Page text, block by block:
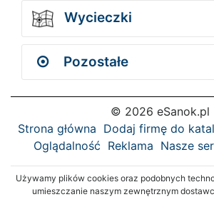
Wycieczki
Pozostałe
© 2026 eSanok.pl
Strona główna Dodaj firmę do
Oglądalność Reklama Nasze
Używamy plików cookies oraz podobnych
umieszczanie naszym zewnętrznym